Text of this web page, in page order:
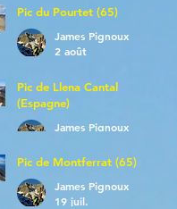
Pic du Pourtet (65)
James Pignoux
2 août
Pic de Llena Cantal
(Espagne)
James Pignoux
Pic de Montferrat (65)
James Pignoux
19 juil.